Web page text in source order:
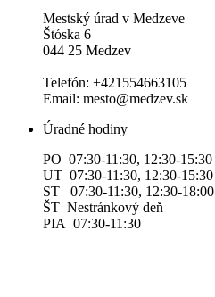
Mestský úrad v Medzeve
Štóska 6
044 25 Medzev
Telefón: +421554663105
Email: mesto@medzev.sk
Úradné hodiny
PO 07:30-11:30, 12:30-15:30
UT 07:30-11:30, 12:30-15:30
ST 07:30-11:30, 12:30-18:00
ŠT Nestránkový deň
PIA 07:30-11:30